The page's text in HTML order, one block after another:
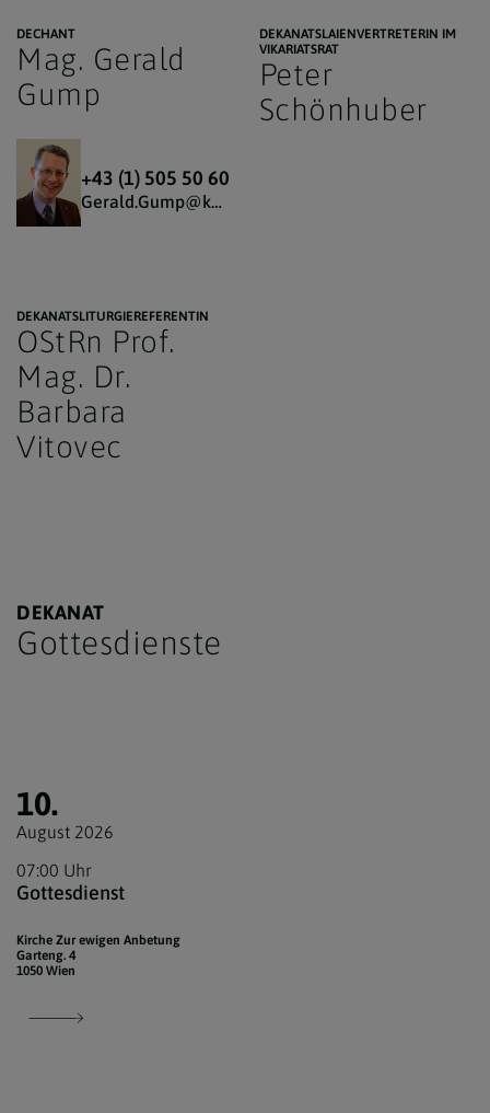
DECHANT
Mag. Gerald
Gump
+43 (1) 505 50 60
Gerald.Gump@katholischekirche.at
DEKANATSLAIENVERTRETERIN IM
VIKARIATSRAT
Peter
Schönhuber
DEKANATSLITURGIEREFERENTIN
OStRn Prof.
Mag. Dr.
Barbara
Vitovec
DEKANAT
Gottesdienste
10.
August 2026
07:00 Uhr
Gottesdienst
Kirche Zur ewigen Anbetung
Garteng. 4
1050 Wien